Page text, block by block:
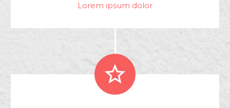
Lorem ipsum dolor

